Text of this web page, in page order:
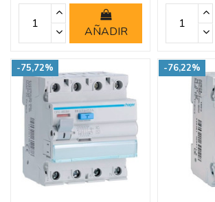
AÑADIR
-75,72% -76,22%